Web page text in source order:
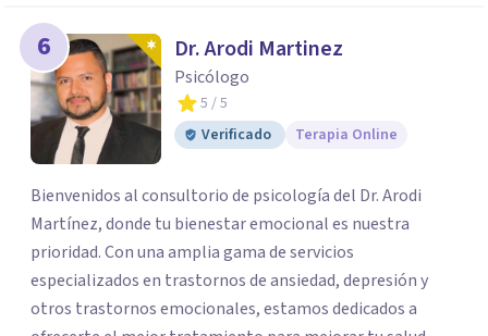
6 Dr. Arodi Martinez
Psicólogo
5 / 5
Verificado
Terapia Online
Bienvenidos al consultorio de psicología del Dr. Arodi
Martínez, donde tu bienestar emocional es nuestra
prioridad. Con una amplia gama de servicios
especializados en trastornos de ansiedad, depresión y
otros trastornos emocionales, estamos dedicados a